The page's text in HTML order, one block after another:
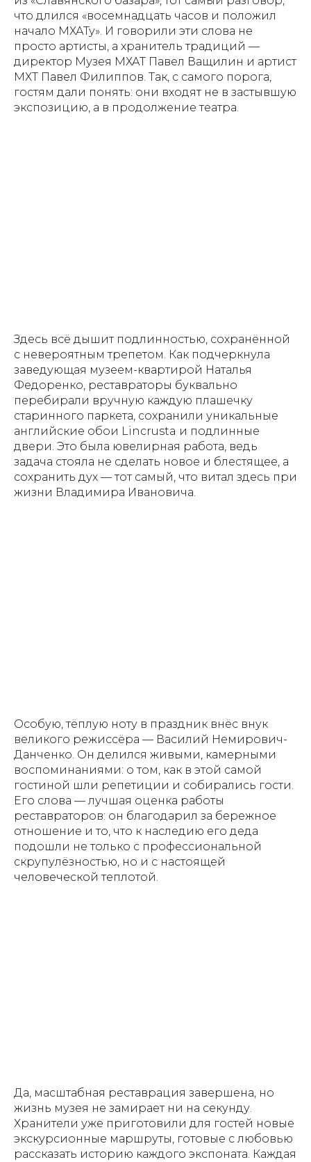
что длился «восемнадцать часов и положил
начало МХАТу». И говорили эти слова не
просто артисты, а хранитель традиций —
директор Музея МХАТ Павел Ващилин и артист
МХТ Павел Филиппов. Так, с самого порога,
гостям дали понять: они входят не в застывшую
экспозицию, а в продолжение театра.
Здесь всё дышит подлинностью, сохранённой
с невероятным трепетом. Как подчеркнула
заведующая музеем-квартирой Наталья
Федоренко, реставраторы буквально
перебирали вручную каждую плашечку
старинного паркета, сохранили уникальные
английские обои Lincrusta и подлинные
двери. Это была ювелирная работа, ведь
задача стояла не сделать новое и блестящее, а
сохранить дух — тот самый, что витал здесь при
жизни Владимира Ивановича.
Особую, тёплую ноту в праздник внёс внук
великого режиссёра — Василий Немирович-
Данченко. Он делился живыми, камерными
воспоминаниями: о том, как в этой самой
гостиной шли репетиции и собирались гости.
Его слова — лучшая оценка работы
реставраторов: он благодарил за бережное
отношение и то, что к наследию его деда
подошли не только с профессиональной
скрупулёзностью, но и с настоящей
человеческой теплотой.
Да, масштабная реставрация завершена, но
жизнь музея не замирает ни на секунду.
Хранители уже приготовили для гостей новые
экскурсионные маршруты, готовые с любовью
рассказать историю каждого экспоната. Каждая